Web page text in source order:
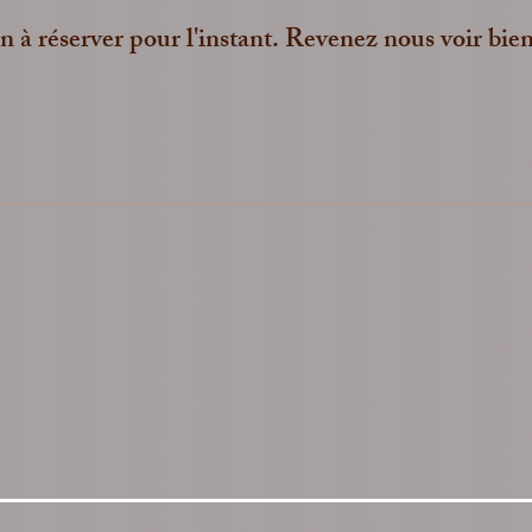
à réserver pour l'instant. Revenez nous voir